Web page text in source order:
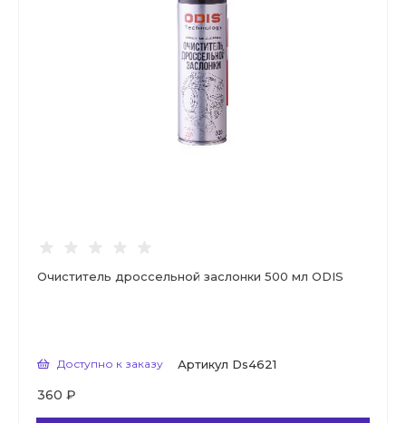
Очиститель дроссельной заслонки 500 мл ODIS
Доступно к заказу Артикул Ds4621
360 ₽